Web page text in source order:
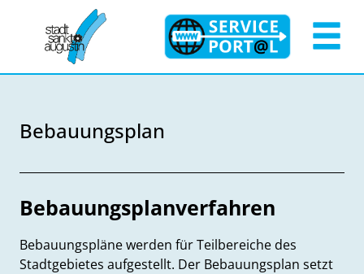
Zum Hauptinhalt springen
Zum Hauptinhalt
Bebauungsplan
Beschreibung
Bebauungsplanverfahren
Bebauungspläne werden für Teilbereiche des
Stadtgebietes aufgestellt. Der Bebauungsplan setzt